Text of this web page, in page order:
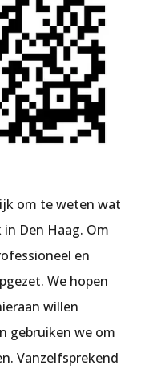
om te weten wat
in Den Haag. Om
en
We hopen
willen
gebruiken we om
Vanzelfsprekend